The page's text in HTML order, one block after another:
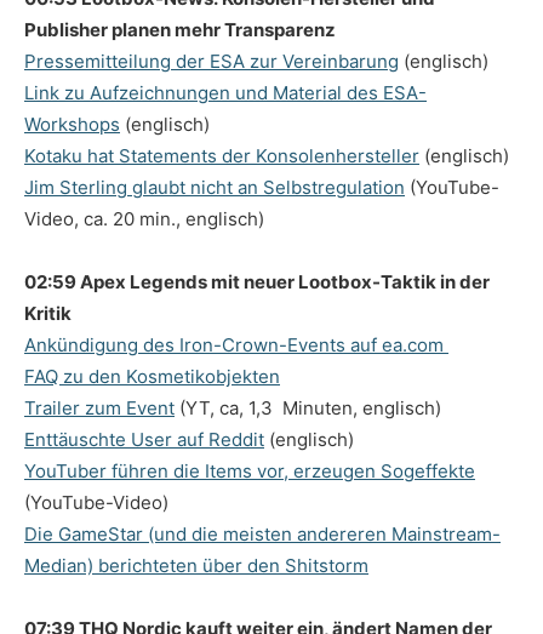
Publisher planen mehr Transparenz
Pressemitteilung der ESA zur Vereinbarung (englisch)
Link zu Aufzeichnungen und Material des ESA-
Workshops (englisch)
Kotaku hat Statements der Konsolenhersteller (englisch)
Jim Sterling glaubt nicht an Selbstregulation (YouTube-
Video, ca. 20 min., englisch)
02:59 Apex Legends mit neuer Lootbox-Taktik in der
Kritik
Ankündigung des Iron-Crown-Events auf ea.com
FAQ zu den Kosmetikobjekten
Trailer zum Event (YT, ca, 1,3 Minuten, englisch)
Enttäuschte User auf Reddit (englisch)
YouTuber führen die Items vor, erzeugen Sogeffekte
(YouTube-Video)
Die GameStar (und die meisten andereren Mainstream-
Median) berichteten über den Shitstorm
07:39 THQ Nordic kauft weiter ein, ändert Namen der